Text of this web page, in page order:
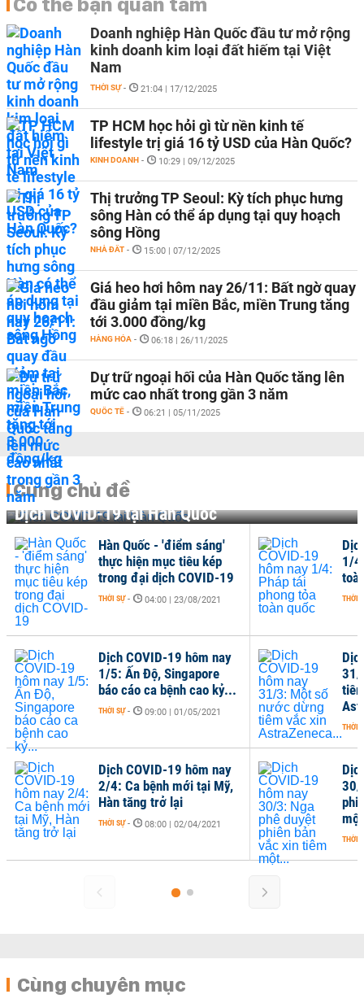
Doanh nghiệp Hàn Quốc đầu tư mở rộng
kinh doanh kim loại đất hiếm tại Việt
Nam
THỜI SỰ - 21:04 | 17/12/2025
TP HCM học hỏi gì từ nền kinh tế
lifestyle trị giá 16 tỷ USD của Hàn Quốc?
KINH DOANH - 10:29 | 09/12/2025
Thị trưởng TP Seoul: Kỳ tích phục hưng
sông Hàn có thể áp dụng tại quy hoạch
sông Hồng
NHÀ ĐẤT - 15:00 | 07/12/2025
Giá heo hơi hôm nay 26/11: Bất ngờ quay
đầu giảm tại miền Bắc, miền Trung tăng
tới 3.000 đồng/kg
HÀNG HÓA - 06:18 | 26/11/2025
Dự trữ ngoại hối của Hàn Quốc tăng lên
mức cao nhất trong gần 3 năm
QUỐC TẾ - 06:21 | 05/11/2025
Cùng chủ đề
Dịch COVID-19 tại Hàn Quốc
Hàn Quốc - 'điểm sáng'
thực hiện mục tiêu kép
trong đại dịch COVID-19
THỜI SỰ - 04:00 | 23/08/2021
Dịch COVID-19 hôm nay
1/5: Ấn Độ, Singapore
báo cáo ca bệnh cao kỷ...
THỜI SỰ - 09:00 | 01/05/2021
Dịch COVID-19 hôm nay
2/4: Ca bệnh mới tại Mỹ,
Hàn tăng trở lại
THỜI SỰ - 08:00 | 02/04/2021
1/
THỜI
31/
THỜI
30/
THỜI
Cùng chuyên mục